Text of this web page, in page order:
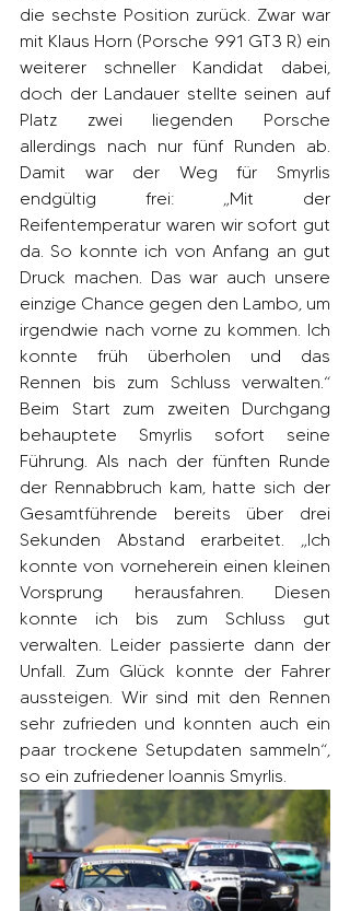
die sechste Position zurück. Zwar war
mit Klaus Horn (Porsche 991 GT3 R) ein
weiterer schneller Kandidat dabei,
doch der Landauer stellte seinen auf
Platz zwei liegenden Porsche
allerdings nach nur fünf Runden ab.
Damit war der Weg für Smyrlis
endgültig frei: „Mit der
Reifentemperatur waren wir sofort gut
da. So konnte ich von Anfang an gut
Druck machen. Das war auch unsere
einzige Chance gegen den Lambo, um
irgendwie nach vorne zu kommen. Ich
konnte früh überholen und das
Rennen bis zum Schluss verwalten.“
Beim Start zum zweiten Durchgang
behauptete Smyrlis sofort seine
Führung. Als nach der fünften Runde
der Rennabbruch kam, hatte sich der
Gesamtführende bereits über drei
Sekunden Abstand erarbeitet. „Ich
konnte von vorneherein einen kleinen
Vorsprung herausfahren. Diesen
konnte ich bis zum Schluss gut
verwalten. Leider passierte dann der
Unfall. Zum Glück konnte der Fahrer
aussteigen. Wir sind mit den Rennen
sehr zufrieden und konnten auch ein
paar trockene Setupdaten sammeln“,
so ein zufriedener Ioannis Smyrlis.